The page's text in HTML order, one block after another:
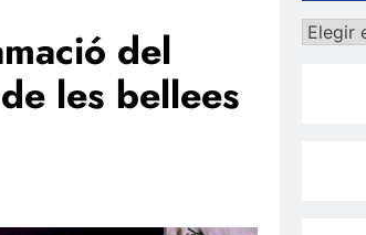
del
les bellees
Archivos